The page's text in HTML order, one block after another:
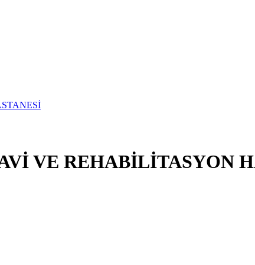
VE REHABİLİTASYON